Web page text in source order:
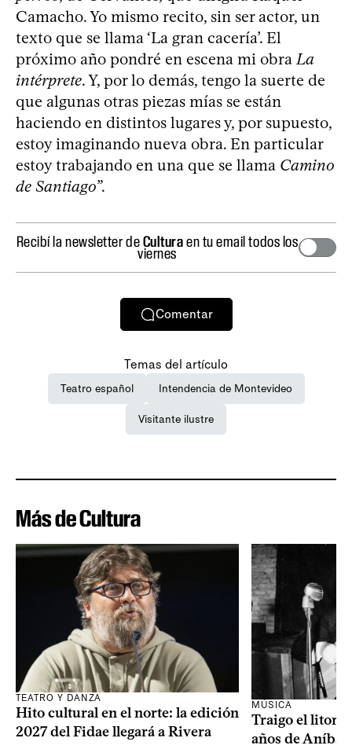
Camacho. Yo mismo recito, sin ser actor, un
texto que se llama ‘La gran cacería’. El
próximo año pondré en escena mi obra La
intérprete. Y, por lo demás, tengo la suerte de
que algunas otras piezas mías se están
haciendo en distintos lugares y, por supuesto,
estoy imaginando nueva obra. En particular
estoy trabajando en una que se llama Camino
de Santiago”.
Recibí la newsletter deCulturaen tu email todos los
viernes
Comentar
Temas del artículo
Teatro español Intendencia de Montevideo
Visitante ilustre
Más de Cultura
TEATRO Y DANZA
Hito cultural en el norte: la edición
2027 del Fidae llegará a Rivera
MÚSICA
Traigo el litoral
años de Aníbal